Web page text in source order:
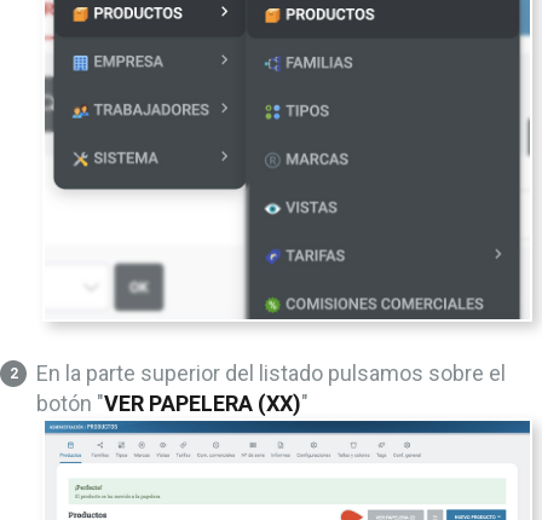
En la parte superior del listado pulsamos sobre el
botón "VER PAPELERA (XX)"